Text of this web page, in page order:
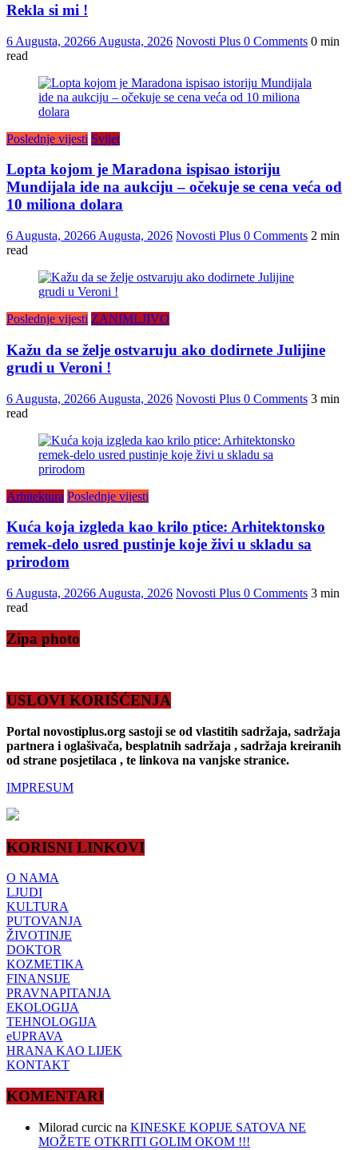
Rekla si mi !
6 Augusta, 20266 Augusta, 2026 Novosti Plus 0 Comments 0 min
read
Poslednje vijesti Svijet
Lopta kojom je Maradona ispisao istoriju
Mundijala ide na aukciju – očekuje se cena veća od
10 miliona dolara
6 Augusta, 20266 Augusta, 2026 Novosti Plus 0 Comments 2 min
read
Poslednje vijesti ZANIMLJIVO
Kažu da se želje ostvaruju ako dodirnete Julijine
grudi u Veroni !
6 Augusta, 20266 Augusta, 2026 Novosti Plus 0 Comments 3 min
read
Arhitektura Poslednje vijesti
Kuća koja izgleda kao krilo ptice: Arhitektonsko
remek-delo usred pustinje koje živi u skladu sa
prirodom
6 Augusta, 20266 Augusta, 2026 Novosti Plus 0 Comments 3 min
read
Zipa photo
USLOVI KORIŠĆENJA
Portal novostiplus.org sastoji se od vlastitih sadržaja, sadržaja
partnera i oglašivača, besplatnih sadržaja , sadržaja kreiranih
od strane posjetilaca , te linkova na vanjske stranice.
IMPRESUM
KORISNI LINKOVI
O NAMA
LJUDI
KULTURA
PUTOVANJA
ŽIVOTINJE
DOKTOR
KOZMETIKA
FINANSIJE
PRAVNAPITANJA
EKOLOGIJA
TEHNOLOGIJA
eUPRAVA
HRANA KAO LIJEK
KONTAKT
KOMENTARI
Milorad curcic na KINESKE KOPIJE SATOVA NE
MOŽETE OTKRITI GOLIM OKOM !!!